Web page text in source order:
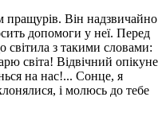
пращурів. Він надзвичайно
допомоги у неї. Перед
світила з такими словами:
світа! Відвічний опікуне
на нас!... Сонце, я
і молюсь до тебе